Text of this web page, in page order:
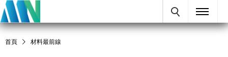
首頁 材料最前線